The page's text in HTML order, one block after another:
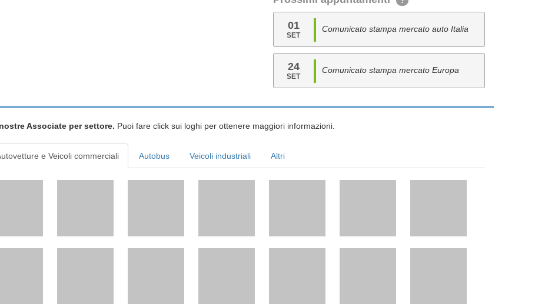
01
SET
Comunicato stampa mercato auto Italia
24
SET
Comunicato stampa mercato Europa
Associate per settore. Puoi fare click sui loghi per ottenere maggiori informazioni.
e Veicoli commerciali Autobus Veicoli industriali Altri